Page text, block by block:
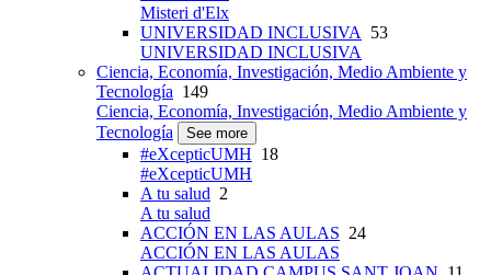
Misteri d'Elx
UNIVERSIDAD INCLUSIVA
53
UNIVERSIDAD INCLUSIVA
Ciencia, Economía, Investigación, Medio Ambiente y
Tecnología 149
Ciencia, Economía, Investigación, Medio Ambiente y
Tecnología
See more
#eXcepticUMH 18
#eXcepticUMH
A tu salud 2
A tu salud
ACCIÓN EN LAS AULAS 24
ACCIÓN EN LAS AULAS